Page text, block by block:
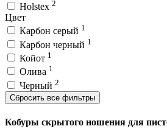
Holstex 2
Цвет
Карбон серый 1
Карбон черный 1
Койот 1
Олива 1
Черный 2
Сбросить все фильтры
Кобуры скрытого ношения для